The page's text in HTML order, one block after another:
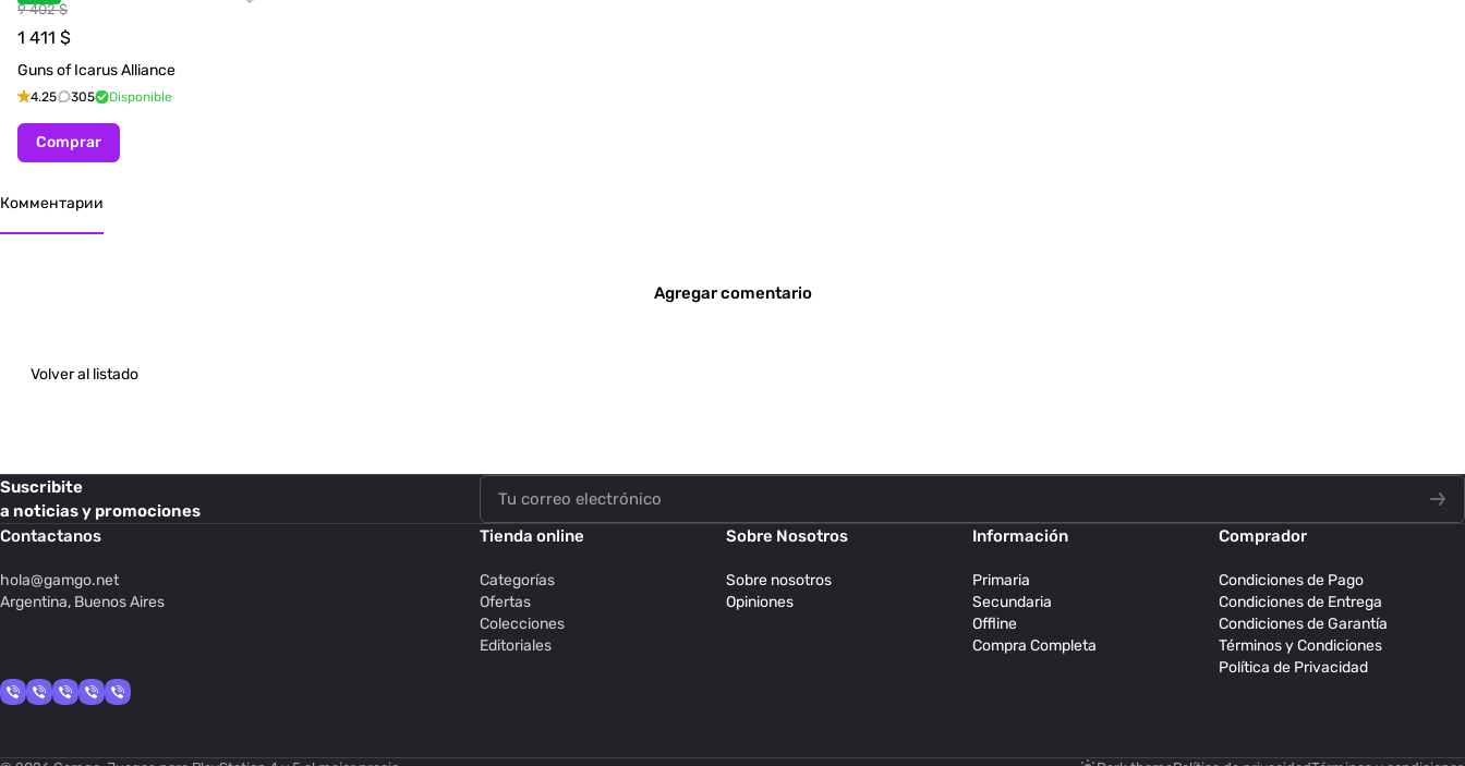
9 402 $
1 411 $
Guns of Icarus Alliance
4.25 305 Disponible
Comprar
Комментарии
Agregar comentario
Volver al listado
Suscribite
a noticias y promociones
Contactanos
hola@gamgo.net
Argentina, Buenos Aires
Tienda online
Categorías
Ofertas
Colecciones
Editoriales
Sobre Nosotros
Sobre nosotros
Opiniones
Información
Primaria
Secundaria
Offline
Compra Completa
Comprador
Condiciones de Pago
Condiciones de Entrega
Condiciones de Garantía
Términos y Condiciones
Política de Privacidad